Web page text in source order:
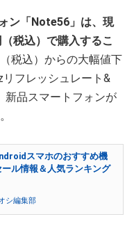
ン「Note56」は、現
税込）で購入するこ
税込）からの大幅値下
フレッシュレート&
新品スマートフォンが
スマホのおすすめ機
ル情報＆人気ランキング
シ編集部